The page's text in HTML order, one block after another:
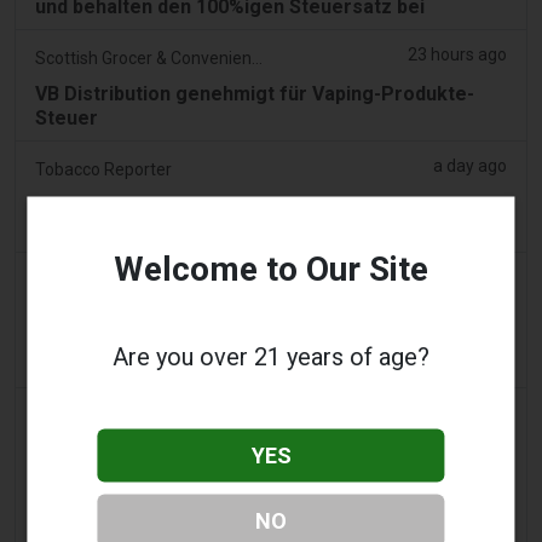
und behalten den 100%igen Steuersatz bei
23 hours ago
VB Distribution genehmigt für Vaping-Produkte-
Steuer
Tobacco Reporter a day ago
Ohio wägt Autorität zur Durchsetzung illegaler
aromatisierte Vape-Verkäufe einschränken kann
Mann gibt Geständnis, Teil eines Syndikats
gewesen zu sein, das 58.000 E-Zigaretten-Artikel
in einem Haus in Lentor und einem Condo in
Sembawang gelagert hat
Welcome to Our Site
Are you over 21 years of age?
YES
NO